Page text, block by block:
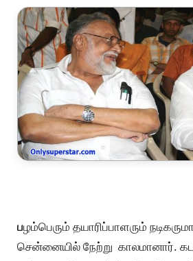
பழம்பெரும் தயாரிப்பாளரும்
சென்னையில் நேற்று காலமானார்.